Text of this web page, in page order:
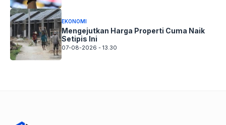
EKONOMI
Mengejutkan Harga Properti Cuma Naik
Setipis Ini
07-08-2026 - 13.30